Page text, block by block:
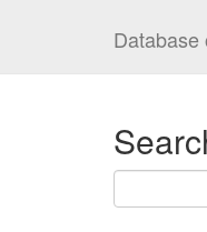
Database